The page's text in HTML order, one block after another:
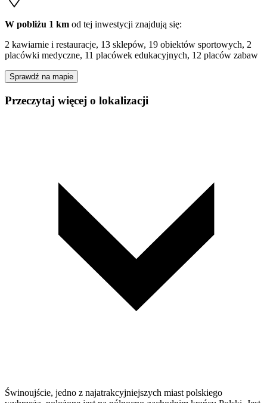
W pobliżu 1 km od tej inwestycji znajdują się:
2 kawiarnie i restauracje, 13 sklepów, 19 obiektów sportowych, 2
placówki medyczne, 11 placówek edukacyjnych, 12 placów zabaw
Sprawdź na mapie
Przeczytaj więcej o lokalizacji
Świnoujście, jedno z najatrakcyjniejszych miast polskiego